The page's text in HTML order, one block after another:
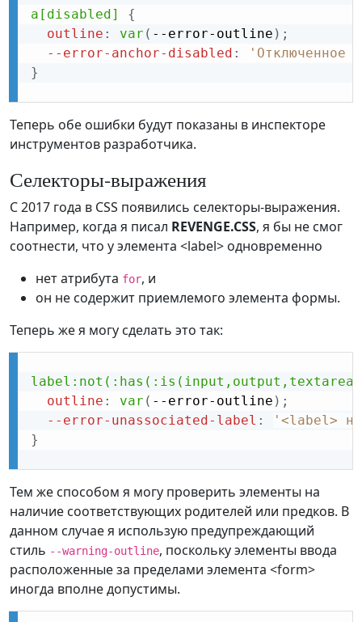
a[disabled]
{
outline : var ( --error-outline ) ;
--error-anchor-disabled :
'Отключенное
}
Теперь обе ошибки будут показаны в инспекторе
инструментов разработчика.
Селекторы-выражения
С 2017 года в CSS появились селекторы-выражения.
Например, когда я писал REVENGE.CSS, я бы не смог
соотнести, что у элемента <label> одновременно
нет атрибута for, и
он не содержит приемлемого элемента формы.
Теперь же я могу сделать это так:
outline : var ( --error-outline ) ;
--error-unassociated-label :
'<label> не
}
Тем же способом я могу проверить элементы на
наличие соответствующих родителей или предков. В
данном случае я использую предупреждающий
стиль --warning-outline, поскольку элементы ввода
расположенные за пределами элемента <form>
иногда вполне допустимы.